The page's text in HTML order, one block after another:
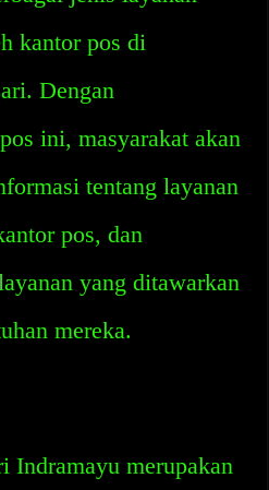
kantor pos di
Dengan
ini, masyarakat akan
tentang layanan
pos, dan
yang ditawarkan
mereka.
Indramayu merupakan